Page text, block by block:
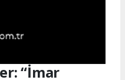
“İmar